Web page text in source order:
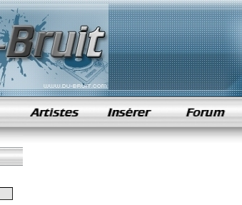
samples de rap